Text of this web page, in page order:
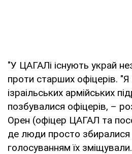
"У ЦАГАЛі існують украй
проти старших офіцерів.
ізраільських армійських
позбувалися офіцерів, –
Орен (офіцер ЦАГАЛ та
де люди просто збиралися
голосуванням їх